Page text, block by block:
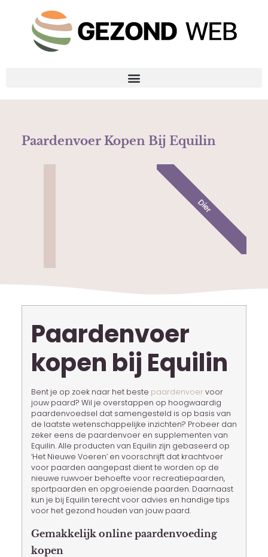
Paardenvoer Kopen Bij Equilin
Dier
Paardenvoer
kopen bij Equilin
Bent je op zoek naar het beste paardenvoer voor
jouw paard? Wil je overstappen op hoogwaardig
paardenvoedsel dat samengesteld is op basis van
de laatste wetenschappelijke inzichten? Probeer dan
zeker eens de paardenvoer en supplementen van
Equilin. Alle producten van Equilin zijn gebaseerd op
‘Het Nieuwe Voeren’ en voorschrijft dat krachtvoer
voor paarden aangepast dient te worden op de
nieuwe ruwvoer behoefte voor recreatiepaarden,
sportpaarden en opgroeiende paarden. Daarnaast
kun je bij Equilin terecht voor advies en handige tips
voor het gezond houden van jouw paard.
Gemakkelijk online paardenvoeding
kopen